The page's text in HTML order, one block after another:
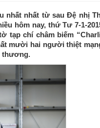
nhất nhất từ sau Đệ nhị
hôm nay, thứ Tư 7-1-
tạp chí châm biếm
mười hai người thiệt
thương.